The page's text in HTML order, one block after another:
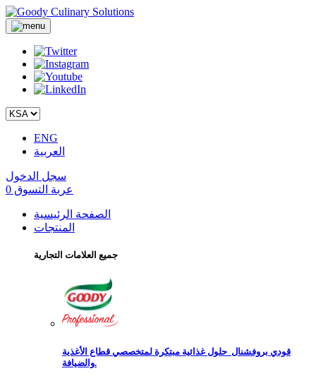
ENG
العربية
سجل الدخول
عربة التسوق 0
الصفحة الرئيسية
المنتجات
جميع العلامات التجارية
قودي بروفشنال حلول غذائية مبتكرة لمتخصصي قطاع الأغذية
والضيافة.